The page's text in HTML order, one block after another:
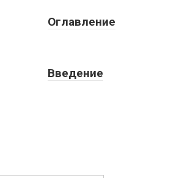
Оглавление
Введение